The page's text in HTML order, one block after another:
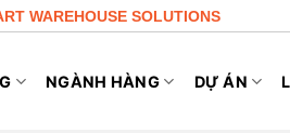
WAREHOUSE SOLUTIONS
NGÀNH HÀNG DỰ ÁN